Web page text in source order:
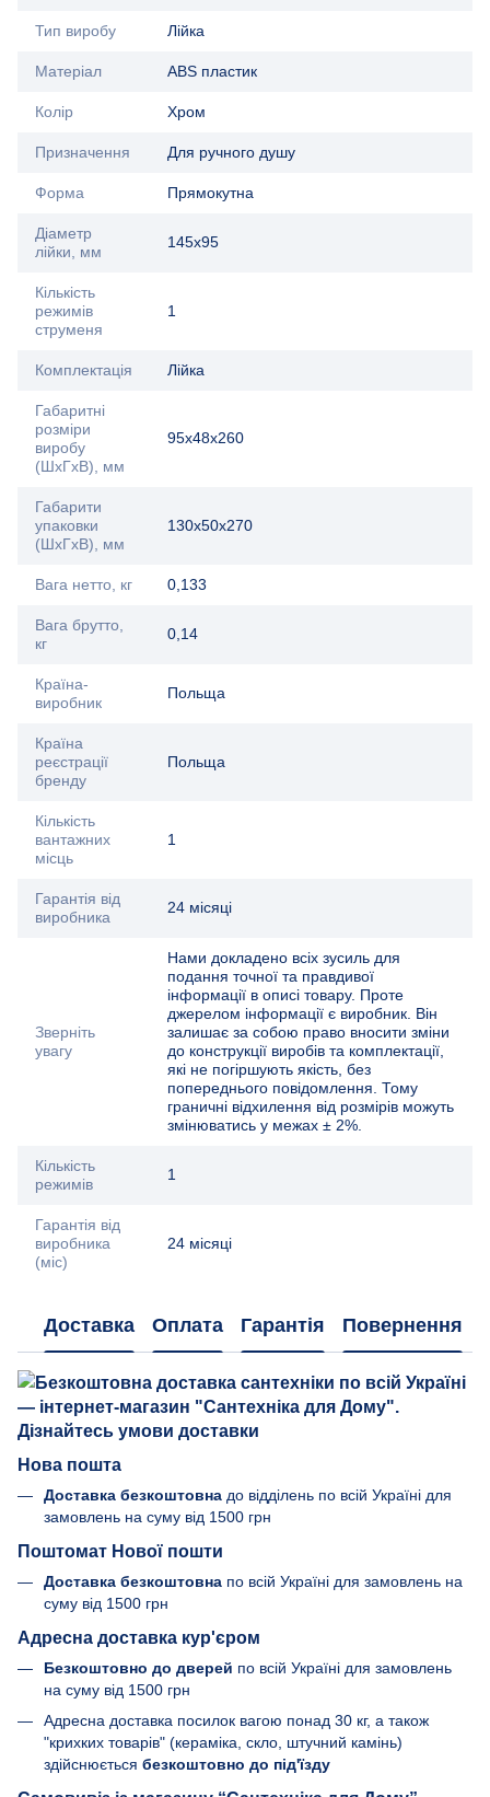
Тип виробу Лійка
Матеріал ABS пластик
Колір Хром
Призначення Для ручного душу
Форма Прямокутна
Діаметр
лійки, мм
145x95
Кількість
режимів
струменя
1
Комплектація Лійка
Габаритні
розміри
виробу
(ШхГхВ), мм
95х48х260
Габарити
упаковки
(ШхГхВ), мм
130х50х270
Вага нетто, кг 0,133
Вага брутто,
кг
0,14
Країна-
виробник
Польща
Країна
реєстрації
бренду
Польща
Кількість
вантажних
місць
1
Гарантія від
виробника
24 місяці
Зверніть
увагу
Нами докладено всіх зусиль для
подання точної та правдивої
інформації в описі товару. Проте
джерелом інформації є виробник. Він
залишає за собою право вносити зміни
до конструкції виробів та комплектації,
які не погіршують якість, без
попереднього повідомлення. Тому
граничні відхилення від розмірів можуть
змінюватись у межах ± 2%.
Кількість
режимів
1
Гарантія від
виробника
(міс)
24 місяці
Доставка Оплата Гарантія Повернення
Нова пошта
Доставка безкоштовна до відділень по всій Україні для
замовлень на суму від 1500 грн
Поштомат Нової пошти
Доставка безкоштовна по всій Україні для замовлень на
суму від 1500 грн
Адресна доставка кур'єром
Безкоштовно до дверей по всій Україні для замовлень
на суму від 1500 грн
Адресна доставка посилок вагою понад 30 кг, а також
"крихких товарів" (кераміка, скло, штучний камінь)
здійснюється безкоштовно до під'їзду